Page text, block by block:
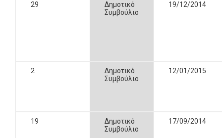
29
Δημοτικό
Συμβούλιο
19/12/2014
2
Δημοτικό
Συμβούλιο
12/01/2015
19
Δημοτικό
Συμβούλιο
17/09/2014